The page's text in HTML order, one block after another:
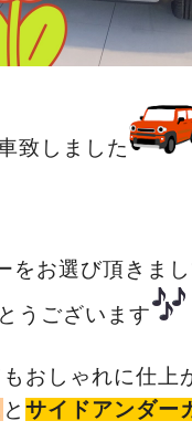
致しました
をお選び頂きまし
うございます
おしゃれに仕上
と サイドアンダー